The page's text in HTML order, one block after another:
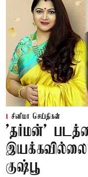
சினிமா செய்திகள்
'தர்மன்'
குஷ்பூ